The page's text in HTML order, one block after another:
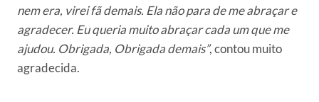
nem era, virei fã demais. Ela não para de me abraçar e
agradecer. Eu queria muito abraçar cada um que me
ajudou. Obrigada, Obrigada demais”, contou muito
agradecida.